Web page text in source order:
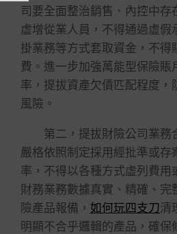
司要全面整治銷售、內控中存
虛增從業人員，不得通過虛假
掛業務等方式套取資金，不得
費。進一步加強萬能型保險賬
率，提拔資產欠債匹配程度，
風險。
第二，提拔財險公司業務
嚴格依照制定採用經批準或存
率，不得以各種方式虛列費用
財務業務數據真實、精確、完
險產品報備， 如何玩四支刀清
明顯不合乎邏輯的產品，確保